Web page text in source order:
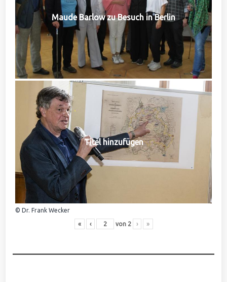
Maude Barlow zu Besuch in Berlin
Titel hinzufügen
© Dr. Frank Wecker
« ‹ von 2 › »